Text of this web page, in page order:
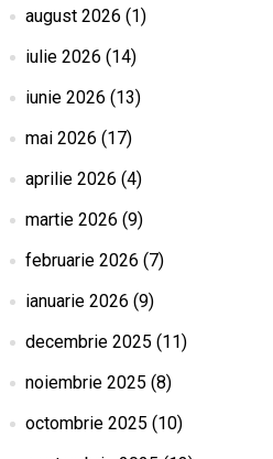
august 2026 (1)
iulie 2026 (14)
iunie 2026 (13)
mai 2026 (17)
aprilie 2026 (4)
martie 2026 (9)
februarie 2026 (7)
ianuarie 2026 (9)
decembrie 2025 (11)
noiembrie 2025 (8)
octombrie 2025 (10)